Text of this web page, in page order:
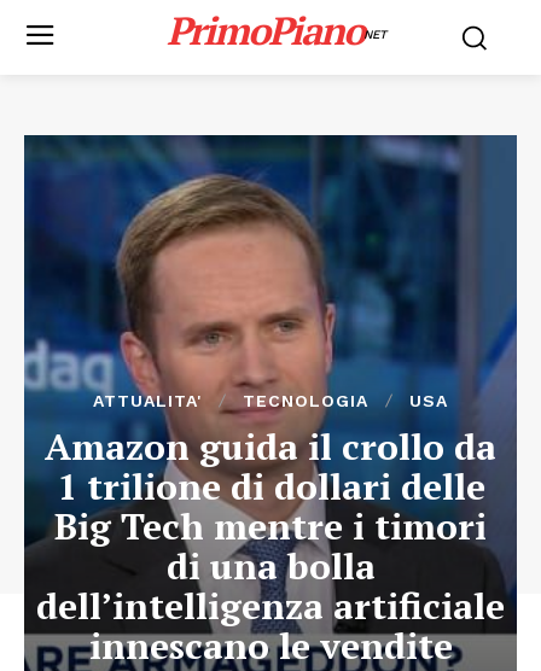
PrimoPianoNET
ATTUALITA' TECNOLOGIA USA
Amazon guida il crollo da
1 trilione di dollari delle
Big Tech mentre i timori
di una bolla
dell’intelligenza artificiale
innescano le vendite